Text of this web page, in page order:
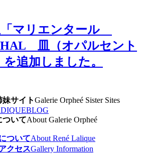
「マリエンタール
皿（オパルセント
追加しました。
サイトGalerie Orpheé Sister Sites
BLOG
ついてAbout Galerie Orpheé
ついてAbout René Lalique
クセスGallery Information